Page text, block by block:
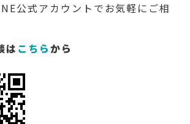
公式アカウントでお気軽にご相
は こちらから